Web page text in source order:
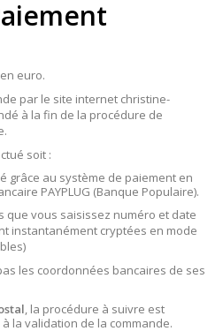
euro.
par le site internet christine-
à la fin de la procédure de
soit :
grâce au système de paiement en
PAYPLUG (Banque Populaire).
que vous saisissez numéro et date
instantanément cryptées en mode
les coordonnées bancaires de ses
, la procédure à suivre est
la validation de la commande.